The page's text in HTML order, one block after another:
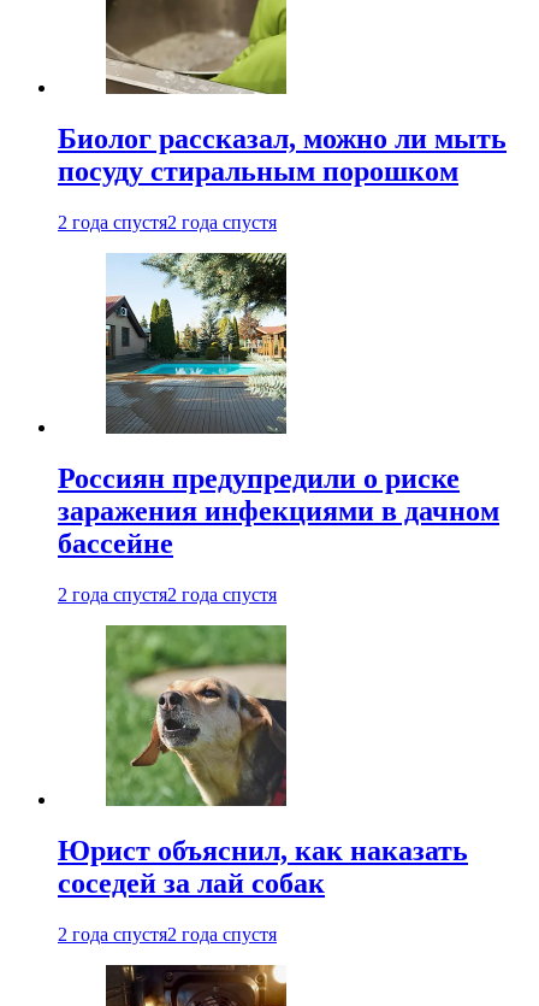
Биолог рассказал, можно ли мыть
посуду стиральным порошком
2 года спустя2 года спустя
Россиян предупредили о риске
заражения инфекциями в дачном
бассейне
2 года спустя2 года спустя
Юрист объяснил, как наказать
соседей за лай собак
2 года спустя2 года спустя